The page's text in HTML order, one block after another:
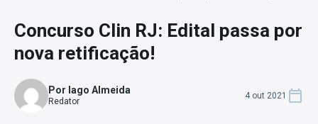
Concurso Clin RJ: Edital passa por
nova retificação!
Por Iago Almeida
Redator
4 out 2021